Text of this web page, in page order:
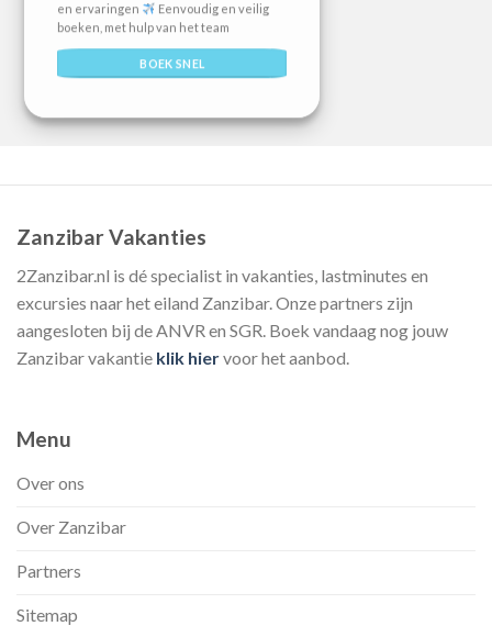
en ervaringen
Eenvoudig en veilig
boeken, met hulp van het team
BOEK SNEL
Zanzibar Vakanties
2Zanzibar.nl is dé specialist in vakanties, lastminutes en
excursies naar het eiland Zanzibar. Onze partners zijn
aangesloten bij de ANVR en SGR. Boek vandaag nog jouw
Zanzibar vakantie klik hiervoor het aanbod.
Menu
Over ons
Over Zanzibar
Partners
Sitemap